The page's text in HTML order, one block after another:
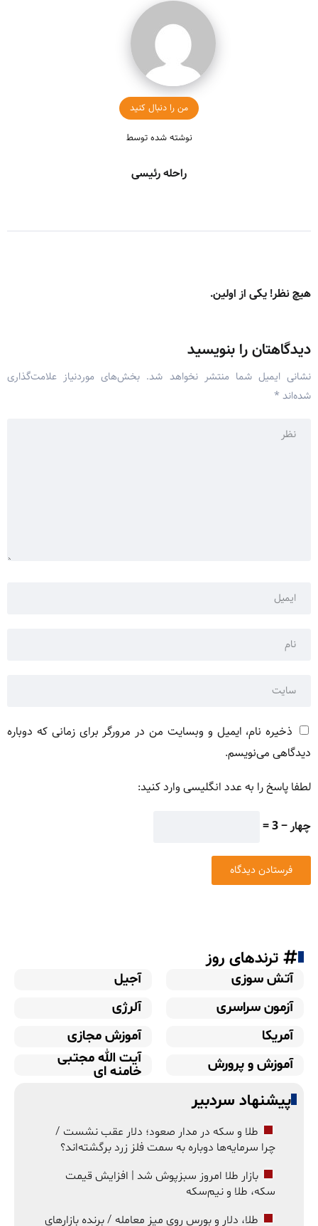
من را دنبال کنید
نوشته شده توسط
راحله رئیسی
هیچ نظر! یکی از اولین.
دیدگاهتان را بنویسید
نشانی ایمیل شما منتشر نخواهد شد. بخش‌های موردنیاز علامت‌گذاری
شده‌اند *
ذخیره نام، ایمیل و وبسایت من در مرورگر برای زمانی که دوباره
دیدگاهی می‌نویسم.
لطفا پاسخ را به عدد انگلیسی وارد کنید:
چهار − 3 =
ترندهای روز
آتش سوزی
آجیل
آزمون سراسری
آلرژی
آمریکا
آموزش مجازی
آموزش و پرورش
آیت الله مجتبی
خامنه ای
پیشنهاد سردبیر
طلا و سکه در مدار صعود؛ دلار عقب نشست /
چرا سرمایه‌ها دوباره به سمت فلز زرد برگشته‌اند؟
بازار طلا امروز سبزپوش شد | افزایش قیمت
سکه، طلا و نیم‌سکه
طلا، دلار و بورس روی میز معامله / برنده بازارهای